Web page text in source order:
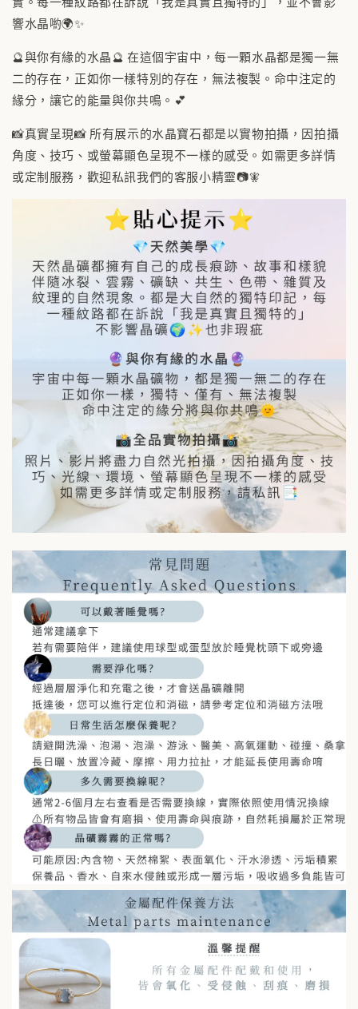
響水晶喲🌍✨
🔮與你有緣的水晶🔮 在這個宇宙中，每一顆水晶都是獨一無
二的存在，正如你一樣特別的存在，無法複製。命中注定的
緣分，讓它的能量與你共鳴。💕
📸真實呈現📸 所有展示的水晶寶石都是以實物拍攝，因拍攝
角度、技巧、或螢幕顯色呈現不一樣的感受。如需更多詳情
或定制服務，歡迎私訊我們的客服小精靈📷🧚